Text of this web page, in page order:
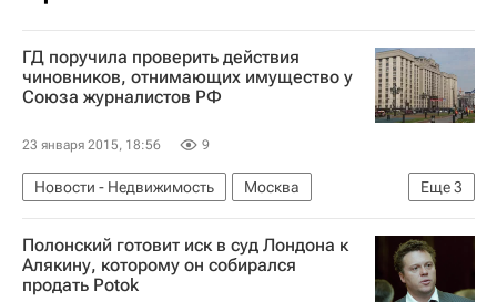
ГД поручила проверить действия
чиновников, отнимающих имущество у
Союза журналистов РФ
23 января 2015, 18:56 9
Еще3
Новости - Недвижимость
Москва
Госдума РФ
Недвижимость
Коммерческая недвижимость
Полонский готовит иск в суд Лондона к
Алякину, которому он собирался
продать Potok